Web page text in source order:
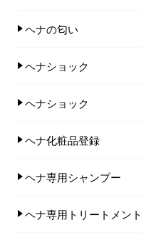
ヘナの匂い
ヘナショック
ヘナショック
ヘナ化粧品登録
ヘナ専用シャンプー
ヘナ専用トリートメント